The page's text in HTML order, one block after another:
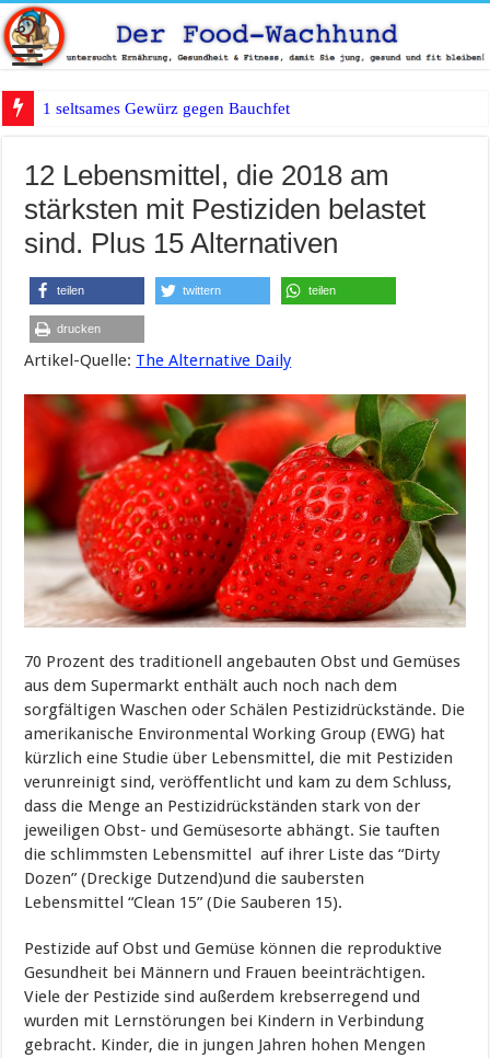
1 seltsames Gewürz gegen Bauchfett?
12 Lebensmittel, die 2018 am
stärksten mit Pestiziden belastet
sind. Plus 15 Alternativen
teilen twittern teilen
drucken
Artikel-Quelle: The Alternative Daily
70 Prozent des traditionell angebauten Obst und Gemüses
aus dem Supermarkt enthält auch noch nach dem
sorgfältigen Waschen oder Schälen Pestizidrückstände. Die
amerikanische Environmental Working Group (EWG) hat
kürzlich eine Studie über Lebensmittel, die mit Pestiziden
verunreinigt sind, veröffentlicht und kam zu dem Schluss,
dass die Menge an Pestizidrückständen stark von der
jeweiligen Obst- und Gemüsesorte abhängt. Sie tauften
die schlimmsten Lebensmittel auf ihrer Liste das “Dirty
Dozen” (Dreckige Dutzend)und die saubersten
Lebensmittel “Clean 15” (Die Sauberen 15).
Pestizide auf Obst und Gemüse können die reproduktive
Gesundheit bei Männern und Frauen beeinträchtigen.
Viele der Pestizide sind außerdem krebserregend und
wurden mit Lernstörungen bei Kindern in Verbindung
gebracht. Kinder, die in jungen Jahren hohen Mengen